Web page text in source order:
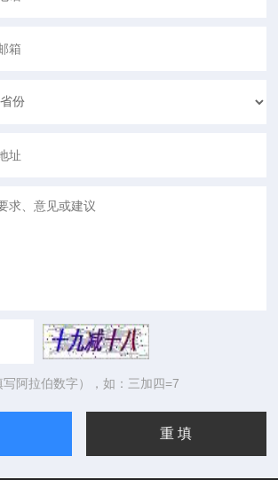
阿拉伯数字），如：三加四=7